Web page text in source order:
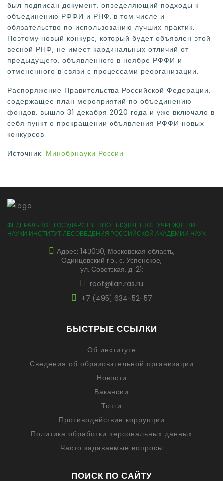
был подписан документ, определяющий подходы к
объединению РФФИ и РНФ, в том числе и
обязательство по использованию лучших практик.
Поэтому новый конкурс, который будет объявлен этой
весной РНФ, не имеет кардинальных отличий от
предыдущего, объявленного в ноябре РФФИ и
отмененного в связи с процессами реорганизации.
Распоряжение Правительства Российской Федерации,
содержащее план мероприятий по объединению
фондов, вышло 31 декабря 2020 года и уже включало в
себя пункт о прекращении объявления РФФИ новых
конкурсов.
Источник: Минобрнауки России
ФЕДЕРАЛЬНОЕ ГОСУДАРСТВЕННОЕ БЮДЖЕТНОЕ УЧРЕЖДЕНИЕ
НАУКИ ИНСТИТУТ ЛЕСОВЕДЕНИЯ РОССИЙСКОЙ АКАДЕМИИ НАУК
Адрес: 14З0З0, Московская область,
Одинцовский г.о., с. Успенское,
ул. Советская, д. 21;
root@ilan.ras.ru
+7 (495) 634-52-57
БЫСТРЫЕ ССЫЛКИ
Об институте
Сведения об образовательной организации
Новости
Вакансии
Торги
Противодействие коррупции
Политика обработки персональных данных
Часто задаваемые вопросы
ПОИСК ПО САЙТУ